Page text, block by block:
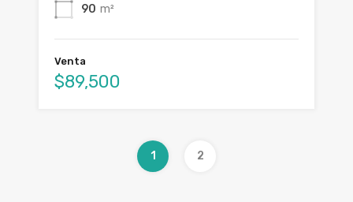
90 m²
Venta
$89,500
1 2